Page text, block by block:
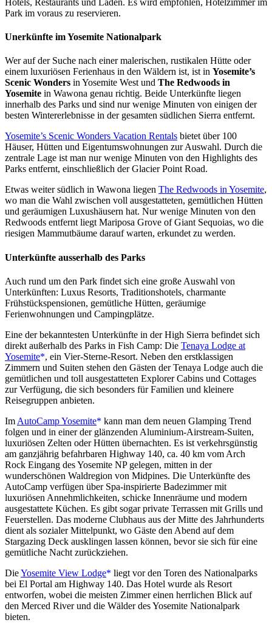
Park im voraus zu reservieren.
Unerkünfte im Yosemite Nationalpark
Wer auf der Suche nach einer malerischen, rustikalen Hütte oder
einem luxuriösen Ferienhaus in den Wäldern ist, ist in Yosemite’s
Scenic Wonders in Yosemite West und The Redwoods in
Yosemite in Wawona genau richtig. Beide Unterkünfte liegen
innerhalb des Parks und sind nur wenige Minuten von einigen der
besten Wintererlebnisse in der gesamten südlichen Sierra entfernt.
Yosemite’s Scenic Wonders Vacation Rentals bietet über 100
Häuser, Hütten und Eigentumswohnungen zur Auswahl. Durch die
zentrale Lage ist man nur wenige Minuten von den Highlights des
Parks entfernt, einschließlich der Glacier Point Road.
Etwas weiter südlich in Wawona liegen The Redwoods in Yosemite,
wo man die Wahl zwischen voll ausgestatteten, gemütlichen Hütten
und geräumigen Luxushäusern hat. Nur wenige Minuten von den
Redwoods entfernt liegt Mariposa Grove of Giant Sequoias, wo die
riesigen Mammutbäume darauf warten, erkundet zu werden.
Unterkünfte ausserhalb des Parks
Auch rund um den Park findet sich eine große Auswahl von
Unterkünften: Luxus Resorts, Traditionshotels, charmante
Frühstückspensionen, gemütliche Hütten, geräumige
Ferienwohnungen und Campingplätze.
Eine der bekanntesten Unterkünfte in der High Sierra befindet sich
direkt außerhalb des Parks in Fish Camp: Die Tenaya Lodge at
Yosemite , ein Vier-Sterne-Resort. Neben den erstklassigen
Zimmern und Suiten stehen den Gästen der Tenaya Lodge auch die
gemütlichen und toll ausgestatteten Explorer Cabins und Cottages
zur Verfügung, die sich besonders für Familien und kleinere
Reisegruppen anbieten.
Im AutoCamp Yosemite
kann man dem neuen Glamping Trend
folgen und in einer der glänzenden Aluminium-Airstream-Suiten,
luxuriösen Zelten oder Hütten übernachten. Es ist verkehrsgünstig
am ganzjährig befahrbaren Highway 140, ca. 40 km vom Arch
Rock Eingang des Yosemite NP gelegen, mitten in der
wunderschönen Waldregion von Midpines. Die Unterkünfte des
AutoCamp verfügen über Spa-inspirierte Badezimmer mit
luxuriösen Annehmlichkeiten, schicke Innenräume und modern
ausgestattete Küchen. Es gibt sogar private Terrassen mit Grills und
Feuerstellen. Das moderne Clubhaus aus der Mitte des Jahrhunderts
dient als sozialer Mittelpunkt, wo Gäste den Abend auf dem
Stargazing Deck ausklingen lassen können, bevor sie sich für eine
gemütliche Nacht zurückziehen.
DieYosemite View Lodge
liegt vor den Toren des Nationalparks
bei El Portal am Highway 140. Das Hotel wurde als Resort
entworfen, wobei die meisten Zimmer einen herrlichen Blick auf
den Merced River und die Wälder des Yosemite Nationalpark
bieten.